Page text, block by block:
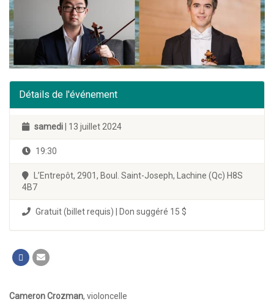
Détails de l'événement
samedi | 13 juillet 2024
19:30
L’Entrepôt, 2901, Boul. Saint-Joseph, Lachine (Qc) H8S
4B7
Gratuit (billet requis) | Don suggéré 15 $
Cameron Crozman, violoncelle